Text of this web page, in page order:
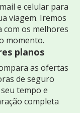
e celular para
viagem. Iremos
os melhores
momento.
planos
as ofertas
de seguro
tempo e
completa